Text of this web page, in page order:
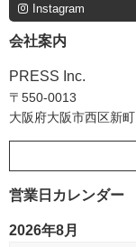
Instagram
会社案内
PRESS Inc.
〒550-0013
大阪府大阪市西区新
営業日カレンダー
2026年8月